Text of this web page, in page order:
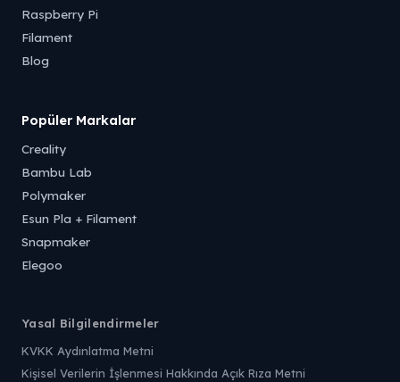
Raspberry Pi
Filament
Blog
Popüler Markalar
Creality
Bambu Lab
Polymaker
Esun Pla + Filament
Snapmaker
Elegoo
Yasal Bilgilendirmeler
KVKK Aydınlatma Metni
Kişisel Verilerin İşlenmesi Hakkında Açık Rıza Metni